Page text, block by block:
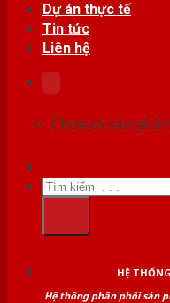
Dự án thực tế
Tin tức
Liên hệ
Chưa có sản
Tìm
kiếm:
HỆ
Hệ thống phân phối sản